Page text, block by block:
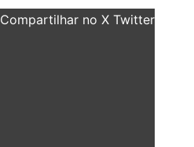
Compartilhar no X Twitter